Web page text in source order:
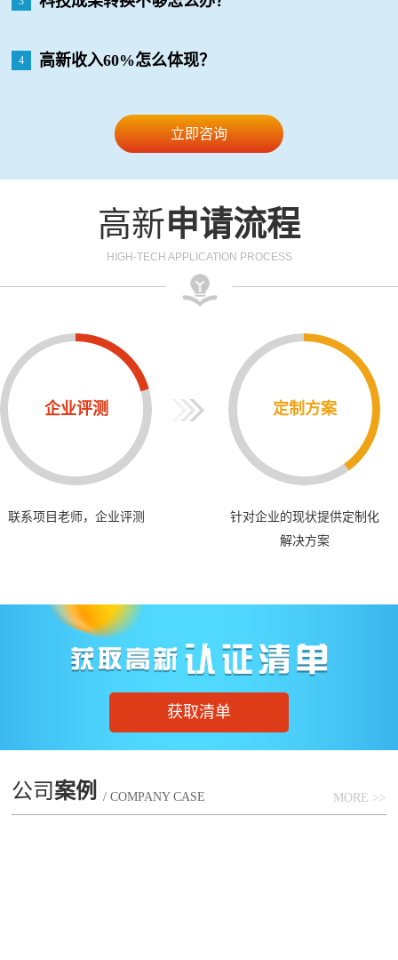
4 高新收入60%怎么体现？
立即咨询
高新申请流程
HIGH-TECH APPLICATION PROCESS
企业评测
联系项目老师，企业评测
定制方案
针对企业的现状提供定制化
解决方案
获取清单
公司案例 / COMPANY CASE MORE >>